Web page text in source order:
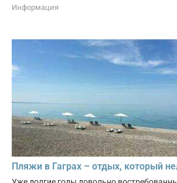
Информация
Пляжи в Гаграх – отдых, который